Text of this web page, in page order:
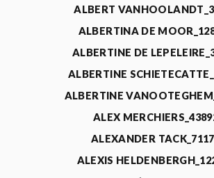
ALBERT
ALBERTINA DE
ALBERTINE DE
ALBERTINE
ALBERTINE
ALEX
ALEXANDER
ALEXIS